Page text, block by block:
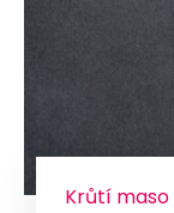
Krůtí maso